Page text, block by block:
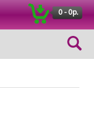
0 - 0р.